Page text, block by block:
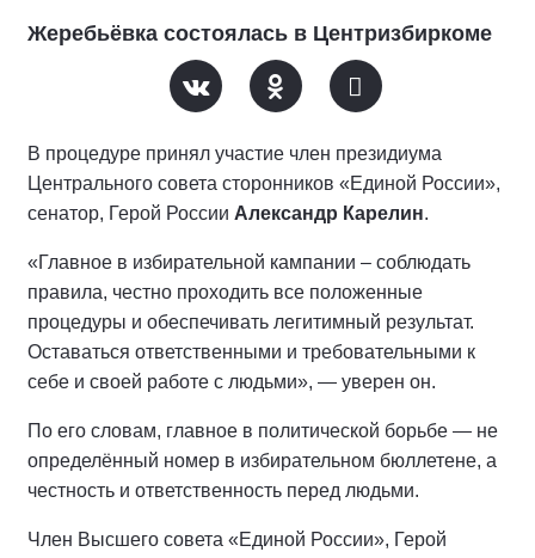
Жеребьёвка состоялась в Центризбиркоме
В процедуре принял участие член президиума
Центрального совета сторонников «Единой России»,
сенатор, Герой России Александр Карелин.
«Главное в избирательной кампании – соблюдать
правила, честно проходить все положенные
процедуры и обеспечивать легитимный результат.
Оставаться ответственными и требовательными к
себе и своей работе с людьми», — уверен он.
По его словам, главное в политической борьбе — не
определённый номер в избирательном бюллетене, а
честность и ответственность перед людьми.
Член Высшего совета «Единой России», Герой